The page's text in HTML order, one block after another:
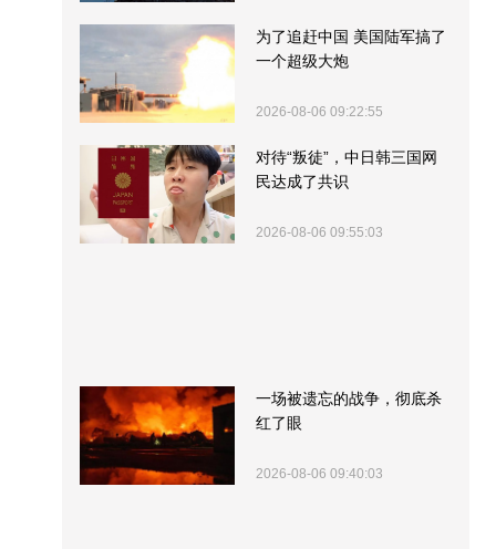
为了追赶中国 美国陆军搞了
一个超级大炮
2026-08-06 09:22:55
对待“叛徒”，中日韩三国网
民达成了共识
2026-08-06 09:55:03
一场被遗忘的战争，彻底杀
红了眼
2026-08-06 09:40:03